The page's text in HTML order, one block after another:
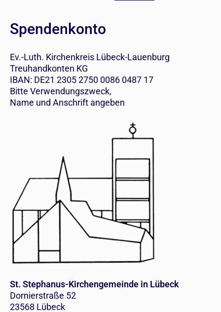
Spendenkonto
Ev.-Luth. Kirchenkreis Lübeck-Lauenburg
Treuhandkonten KG
IBAN: DE21 2305 2750 0086 0487 17
Bitte Verwendungszweck,
Name und Anschrift angeben
St. Stephanus-Kirchengemeinde in Lübeck
Dornierstraße 52
23568 Lübeck